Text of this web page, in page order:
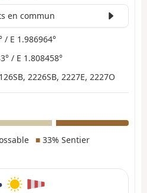
en commun
/ E 1.986964°
/ E 1.808458°
2226SB, 2227E, 2227O
■33% Sentier